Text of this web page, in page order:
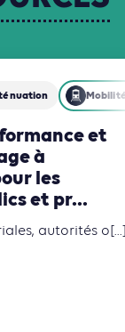
et
à
les
et pr...
autorités o[...]